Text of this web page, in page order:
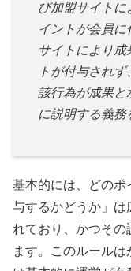
び加盟サイトに
イントが会員
サイトにより
トが付与され
該行為が成果と
に説明する義務
基本的には、どのポ
与するかどうか」は
れており、かつそ
ます。このルール